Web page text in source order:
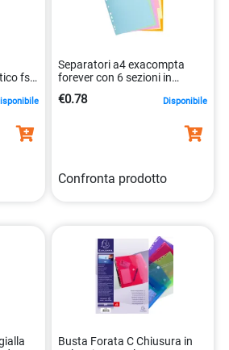
fsc
Separatori a4 exacompta
forever con 6 sezioni in
€0.78 Disponibile
Confronta prodotto
Busta Forata C Chiusura in